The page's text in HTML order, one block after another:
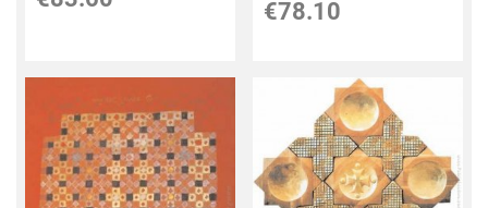
€78.10